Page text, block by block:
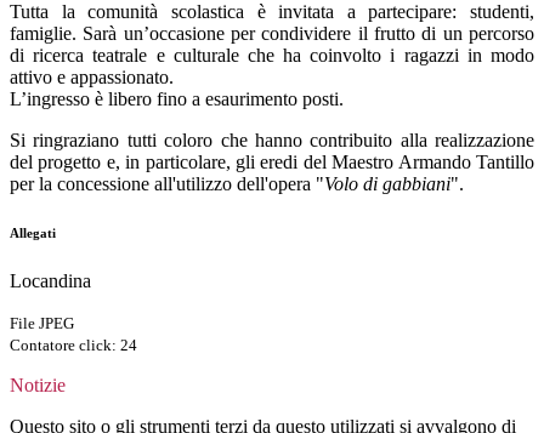
Tutta la comunità scolastica è invitata a partecipare: studenti,
famiglie. Sarà un’occasione per condividere il frutto di un percorso
di ricerca teatrale e culturale che ha coinvolto i ragazzi in modo
attivo e appassionato.
L’ingresso è libero fino a esaurimento posti.
Si ringraziano tutti coloro che hanno contribuito alla realizzazione
del progetto e, in particolare, gli eredi del Maestro Armando Tantillo
per la concessione all'utilizzo dell'opera "Volo di gabbiani".
Allegati
Locandina
File JPEG
Contatore click: 24
Notizie
Questo sito o gli strumenti terzi da questo utilizzati si avvalgono di